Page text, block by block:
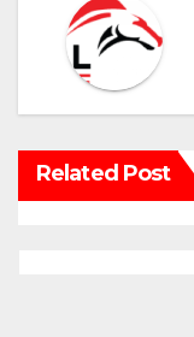
Related Post